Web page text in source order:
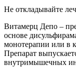
Не откладывайте
Витамерц Депо –
основе
монотерапии или в
Препарат
внутримышечных